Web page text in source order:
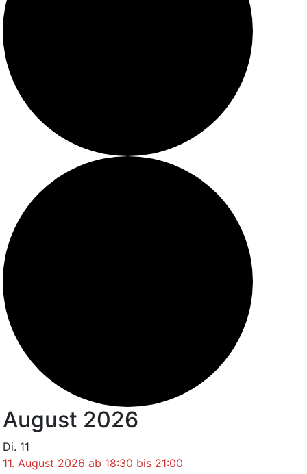
August 2026
Di. 11
11. August 2026 ab 18:30 bis 21:00